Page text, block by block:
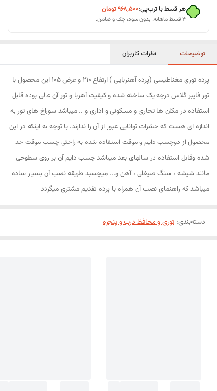
هر قسط با ترب‌پی:۹۶۸٬۵۰۰تومان
۴ قسط ماهانه. بدون سود، چک و ضامن.
توضیحات نظرات کاربران
پرده توری مغناطیسی (پرده آهنربایی ) ارتفاع 210 و عرض 105 این محصول با
تور فایبر گلاس درجه یک ساخته شده و کیفیت آهربا و تور آن عالی بوده قابل
استفاده در مکان ها تجاری و مسکونی و اداری و .. میباشد سوراخ های تور به
اندازه ای هست که حشرات توانایی عبور از آن را ندارند. با توجه به اینکه در این
محصول از دوچسب دایم و موقت استفاده شده به راحتی چسب موقت جدا
شده وقابل استفاده در سالهای بعد میباشد چسب دایم آن بر روی سطوحی
مانند شیشه ، سنگ صیغلی ، آهن و... میچسبد طریقه نصب آن بسیار ساده
میباشد که راهنمای نصب آن همراه با پرده تقدیم مشتری میگردد
دسته‌بندی: توری و محافظ درب و پنجره